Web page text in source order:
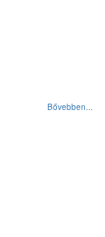
Bővebben...